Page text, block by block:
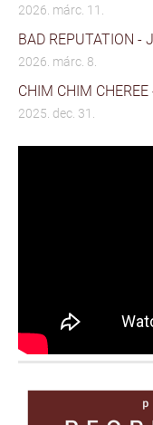
2026. márc. 11.
BAD REPUTATION
2026. márc. 8.
CHIM CHIM
2025. dec. 31.